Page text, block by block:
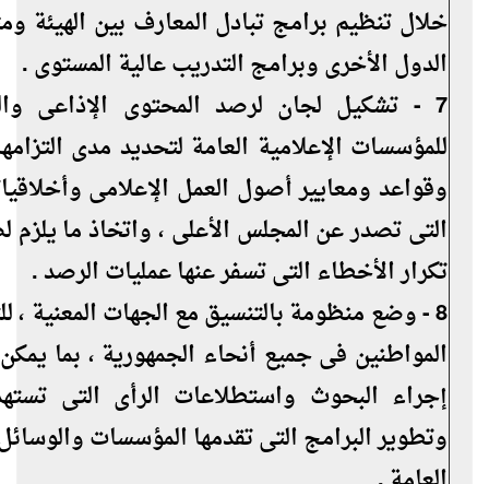
خلال تنظيم برامج تبادل المعارف بين الهيئة
الدول الأخرى وبرامج التدريب عالية المستوى .
7 - تشكيل لجان لرصد المحتوى الإذاعى
للمؤسسات الإعلامية العامة لتحديد مدى
وقواعد ومعايير أصول العمل الإعلامى
التى تصدر عن المجلس الأعلى ، واتخاذ ما
تكرار الأخطاء التى تسفر عنها عمليات الرصد .
8 - وضع منظومة بالتنسيق مع الجهات المعنية ،
المواطنين فى جميع أنحاء الجمهورية ، بما
إجراء البحوث واستطلاعات الرأى التى
وتطوير البرامج التى تقدمها المؤسسات